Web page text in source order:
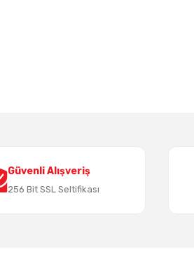
Güvenli Alışveriş
256 Bit SSL Seltifikası